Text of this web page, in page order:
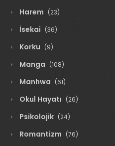
Harem (23)
İsekai (36)
Korku (9)
Manga (108)
Manhwa (61)
Okul Hayatı (26)
Psikolojik (24)
Romantizm (76)